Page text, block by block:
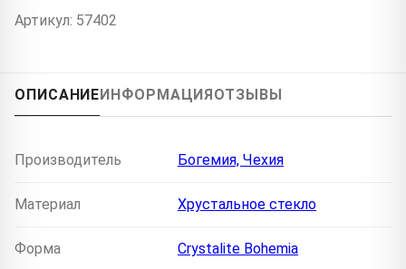
Артикул: 57402
ОПИСАНИЕИНФОРМАЦИЯОТЗЫВЫ
Производитель Богемия, Чехия
Материал Хрустальное стекло
Форма Crystalite Bohemia